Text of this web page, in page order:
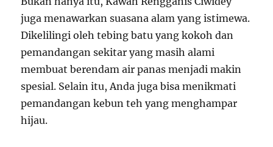
juga menawarkan suasana alam yang istimewa.
Dikelilingi oleh tebing batu yang kokoh dan
pemandangan sekitar yang masih alami
membuat berendam air panas menjadi makin
spesial. Selain itu, Anda juga bisa menikmati
pemandangan kebun teh yang menghampar
hijau.